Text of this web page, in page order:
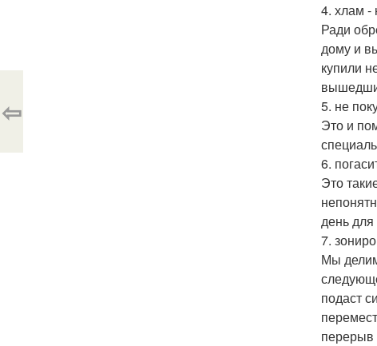
4. хлам -
Ради
дому и
купили
5. не
Это и
6.
Это
день для
7.
Мы
подаст
перерыв
⇦